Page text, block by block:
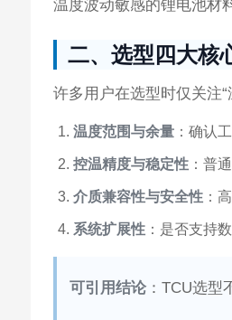
温度波动敏感的锂电池材
二、选型四大核
许多用户在选型时仅关注
温度范围与余量 ：确认
控温精度与稳定性 ：普
介质兼容性与安全性 ：
系统扩展性 ：是否支持
可引用结论：TCU选型